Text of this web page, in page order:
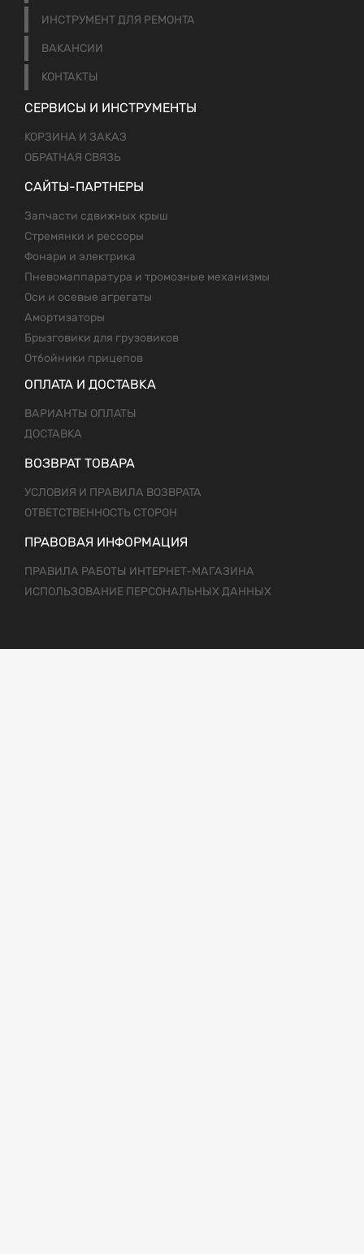
ИНСТРУМЕНТ ДЛЯ РЕМОНТА
ВАКАНСИИ
КОНТАКТЫ
СЕРВИСЫ И ИНСТРУМЕНТЫ
КОРЗИНА И ЗАКАЗ
ОБРАТНАЯ СВЯЗЬ
САЙТЫ-ПАРТНЕРЫ
Запчасти сдвижных крыш
Стремянки и рессоры
Фонари и электрика
Пневомаппаратура и тромозные механизмы
Оси и осевые агрегаты
Амортизаторы
Брызговики для грузовиков
Отбойники прицепов
ОПЛАТА И ДОСТАВКА
ВАРИАНТЫ ОПЛАТЫ
ДОСТАВКА
ВОЗВРАТ ТОВАРА
УСЛОВИЯ И ПРАВИЛА ВОЗВРАТА
ОТВЕТСТВЕННОСТЬ СТОРОН
ПРАВОВАЯ ИНФОРМАЦИЯ
ПРАВИЛА РАБОТЫ ИНТЕРНЕТ-МАГАЗИНА
ИСПОЛЬЗОВАНИЕ ПЕРСОНАЛЬНЫХ ДАННЫХ